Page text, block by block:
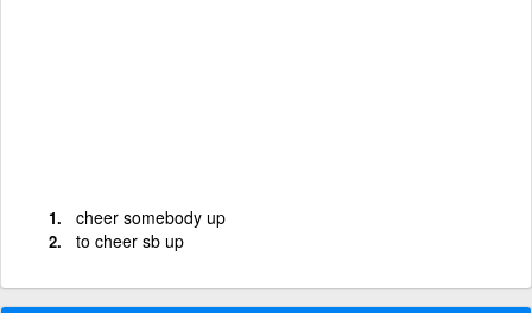
cheer somebody up
to cheer sb up